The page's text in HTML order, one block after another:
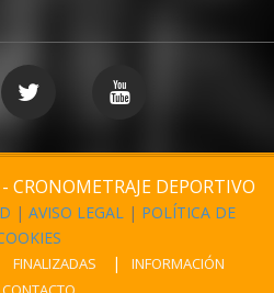
DEPORTIVO
| AVISO LEGAL | POLÍTICA DE
FINALIZADAS
INFORMACIÓN